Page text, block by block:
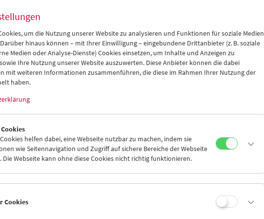
dokumentarische Regiearbeit: einen leisen, präzisen Film über
und Schöpfung. Ihrem Andenken widmen wir einen Abend.
Monumente: Peter Kubelka hat seinenZyklusWas ist Filmum ein 64.
erweitert – Beweis, dass auch das vermeintlich Definitive nie wirklich
ist. Dem monumentalen Werk vonVALIE EXPORTwidmen wir uns –
geplanten Gespräch mit ihr in derFilmpionierinnen-Reihe – eine In-
Veranstaltung.
und ich wünschen Ihnen schöne und anregende Kinoabende im
Loebenstein
anAlexander Kluge(1932–2026) undVALIE EXPORT(1940–2026)
Adair, Jacob Perlin (The Film Desk, Cinema Conservancy); Peter Bagrov,
Beth Rennie (George Eastman Museum); Dennis Doros, Amy Heller
um die Nutzung unserer Website zu analysieren und Funktionen für soziale Medien
hinaus können – mit Ihrer Einwilligung – eingebundene Drittanbieter (z. B. soziale
Medien oder Analyse-Dienste) Cookies einsetzen, um Inhalte und Anzeigen zu
Ihre Nutzung unserer Website auszuwerten. Diese Anbieter können die dabei
mit weiteren Informationen zusammenführen, die diese im Rahmen Ihrer Nutzung der
haben.
helfen dabei, eine Webseite nutzbar zu machen, indem sie
wie Seitennavigation und Zugriff auf sichere Bereiche der Webseite
Die Webseite kann ohne diese Cookies nicht richtig funktionieren.
Cookies